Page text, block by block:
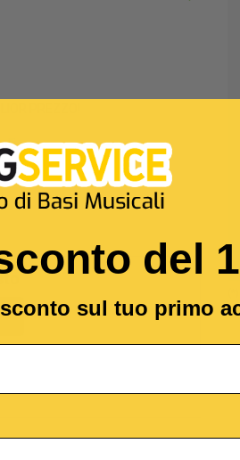
PREZZO!
del
sconto sul tuo primo